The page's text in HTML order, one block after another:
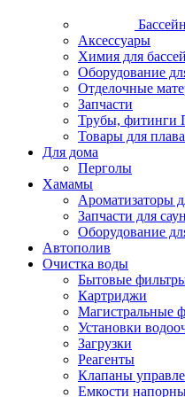
Аксессуары
Химия для
Оборудование
Отделочные
Запчасти
Трубы,
Товары для
Для дома
Перголы
Хамамы
Ароматизаторы
Запчасти для
Оборудование
Автополив
Очистка воды
Бытовые
Картриджи
Магистральные
Установки
Загрузки
Реагенты
Клапаны
Емкости